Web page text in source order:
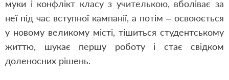
муки і конфлікт класу з учителькою, вболіває за
неї під час вступної кампанії, а потім – освоюється
у новому великому місті, тішиться студентському
життю, шукає першу роботу і стає свідком
доленосних рішень.